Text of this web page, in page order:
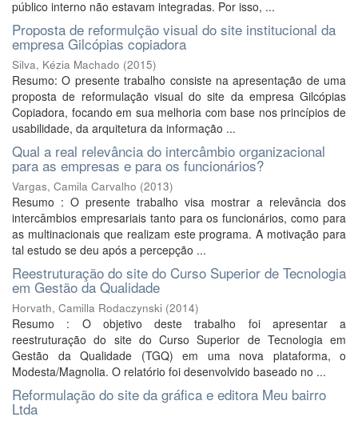
público interno não estavam integradas. Por isso, ...
Proposta de reformulção visual do site institucional da
empresa Gilcópias copiadora
Silva, Kézia Machado (2015)
Resumo: O presente trabalho consiste na apresentação de uma
proposta de reformulação visual do site da empresa Gilcópias
Copiadora, focando em sua melhoria com base nos princípios de
usabilidade, da arquitetura da informação ...
Qual a real relevância do intercâmbio organizacional
para as empresas e para os funcionários?
Vargas, Camila Carvalho (2013)
Resumo : O presente trabalho visa mostrar a relevância dos
intercâmbios empresariais tanto para os funcionários, como para
as multinacionais que realizam este programa. A motivação para
tal estudo se deu após a percepção ...
Reestruturação do site do Curso Superior de Tecnologia
em Gestão da Qualidade
Horvath, Camilla Rodaczynski (2014)
Resumo : O objetivo deste trabalho foi apresentar a
reestruturação do site do Curso Superior de Tecnologia em
Gestão da Qualidade (TGQ) em uma nova plataforma, o
Modesta/Magnolia. O relatório foi desenvolvido baseado no ...
Reformulação do site da gráfica e editora Meu bairro
Ltda